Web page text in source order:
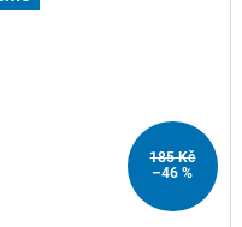
185 Kč
–46 %